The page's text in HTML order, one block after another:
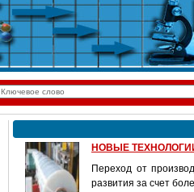
НОВЫЕ
Переход от
развития за счет